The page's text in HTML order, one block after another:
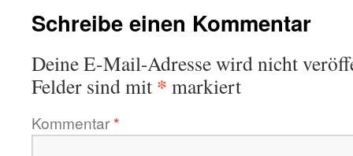
Schreibe einen Kommentar
Deine E-Mail-Adresse wird nicht
Felder sind mit * markiert
Kommentar*